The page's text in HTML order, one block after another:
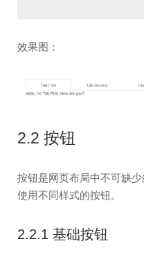
效果图：
2.2 按钮
按钮是网页布局中不可缺
使用不同样式的按钮。
2.2.1 基础按钮